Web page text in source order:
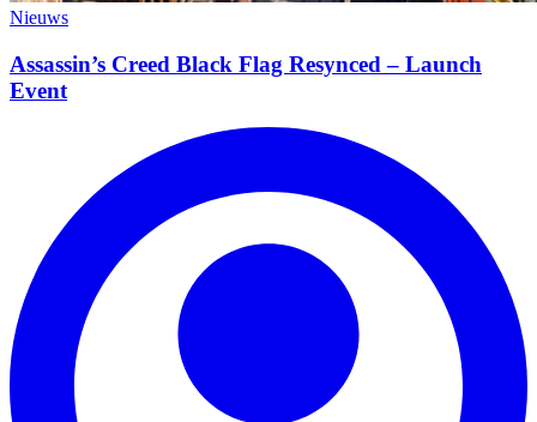
Nieuws
Assassin’s Creed Black Flag Resynced – Launch
Event